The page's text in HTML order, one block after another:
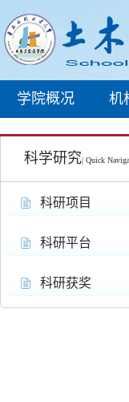
学院概况 机
科学研究| Quick
科研项目
科研平台
科研获奖